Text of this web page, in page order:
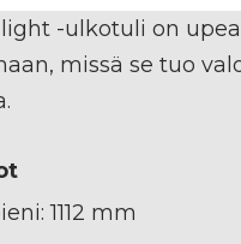
light -ulkotuli on
missä se tuo
1112 mm